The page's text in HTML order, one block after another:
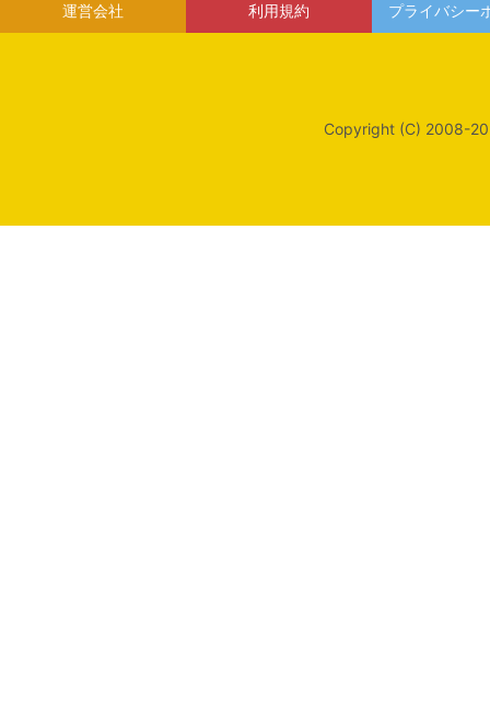
運営会社 利用規約 プライバシー
Copyright (C) 2008-